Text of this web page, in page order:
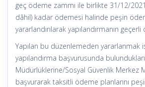
geç ödeme zammı ile birlikte 31/12/
dâhil) kadar ödemesi halinde peşin
yararlandırılarak yapılandırmanın geçerli
Yapılan bu düzenlemeden yararlanmak
yapılandırma başvurusunda
Müdürlüklerine/Sosyal Güvenlik Merkez
başvurarak taksitli ödeme planlarını